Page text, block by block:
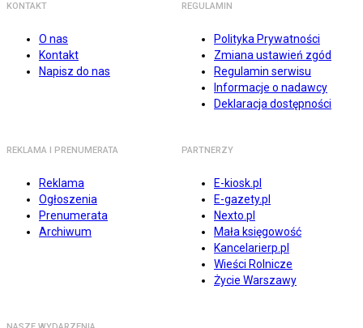
KONTAKT
O nas
Kontakt
Napisz do nas
REGULAMIN
Polityka Prywatności
Zmiana ustawień zgód
Regulamin serwisu
Informacje o nadawcy
Deklaracja dostępności
REKLAMA I PRENUMERATA
Reklama
Ogłoszenia
Prenumerata
Archiwum
PARTNERZY
E-kiosk.pl
E-gazety.pl
Nexto.pl
Mała księgowość
Kancelarierp.pl
Wieści Rolnicze
Życie Warszawy